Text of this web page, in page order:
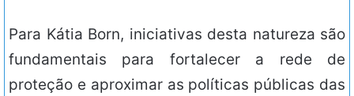
Para Kátia Born, iniciativas desta natureza são
fundamentais para fortalecer a rede de
proteção e aproximar as políticas públicas das